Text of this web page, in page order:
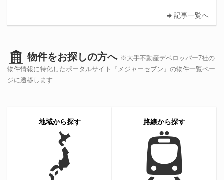
記事一覧へ
物件をお探しの方へ ※大手不動産デベロッパー7社の
物件情報に特化したポータルサイト『メジャーセブン』の物件一覧ペー
ジに遷移します
地域から探す 路線から探す